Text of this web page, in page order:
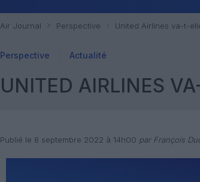
Air Journal Perspective United Airlines va-t-
Perspective Actualité
UNITED AIRLINES
Publié le 8 septembre 2022 à 14h00 par François